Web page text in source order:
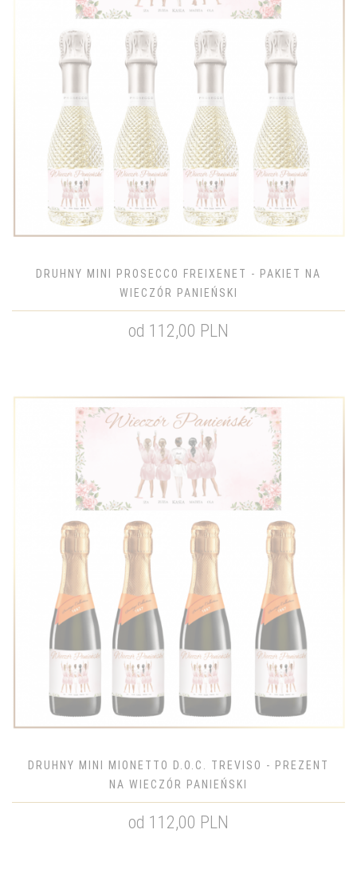
DRUHNY MINI PROSECCO FREIXENET - PAKIET NA
WIECZÓR PANIEŃSKI
od 112,00 PLN
DRUHNY MINI MIONETTO D.O.C. TREVISO - PREZENT
NA WIECZÓR PANIEŃSKI
od 112,00 PLN